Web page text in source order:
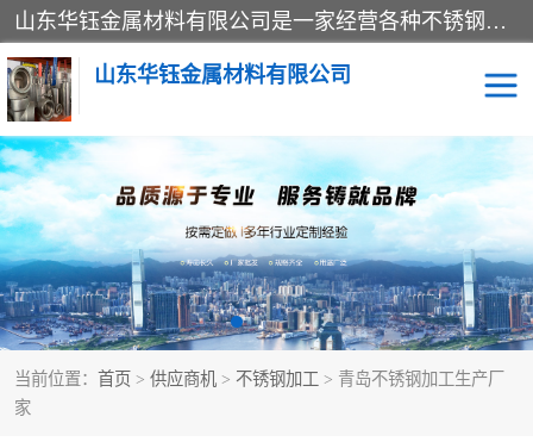
山东华钰金属材料有限公司是一家经营各种不锈钢管材、板材、圆钢、法兰、封头、型材等产品的公司；主营产品有：不锈钢管，激光切割，管件标准件，不锈钢圆钢，不锈钢人孔，不锈钢亮管，不锈钢角钢，不锈钢加工，不锈钢管子，不锈钢工业方管，不锈钢封头，不锈钢法兰，不锈钢阀门，不锈钢槽钢，不锈钢扁钢，不锈钢板等；可为客户制作各种规格的型材及不锈钢配件、非标准件及各种容器具等，能满足客户的不同采购要求。
山东华钰金属材料有限公司
当前位置： 首页 > 供应商机 > 不锈钢加工 > 青岛不锈钢加工生产厂
家
不锈钢管 激光切割
管件标准件 不锈钢圆钢
不锈钢人孔 不锈钢亮管
不锈钢角钢 不锈钢加工